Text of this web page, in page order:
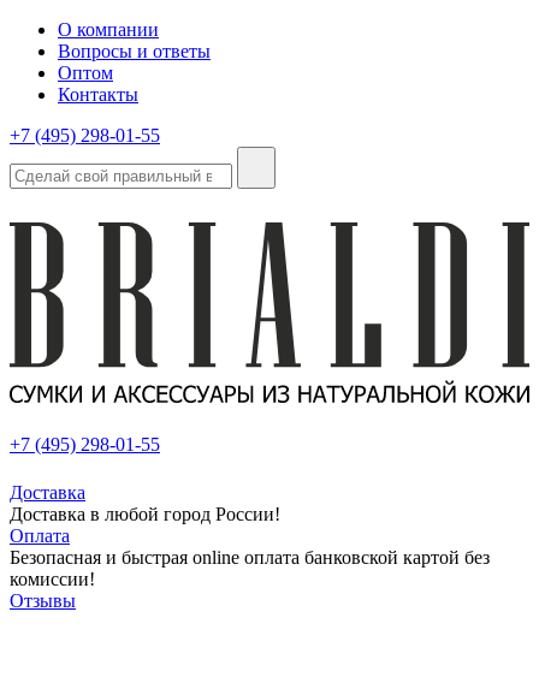
О компании
Вопросы и ответы
Оптом
Контакты
+7 (495) 298-01-55
+7 (495) 298-01-55
Доставка
Доставка в любой город России!
Оплата
Безопасная и быстрая online оплата банковской картой без
комиссии!
Отзывы